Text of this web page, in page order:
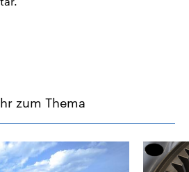
zum Thema